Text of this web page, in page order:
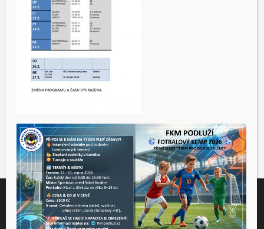
Tento web využívá soubory cookies ke správné funkčnosti a
analýze návštěvnosti. Souhlas k používání těchto dat nám
udělíte kliknutím na tlačítko "Přijmout".
Souhlas můžete odmítnoutzde